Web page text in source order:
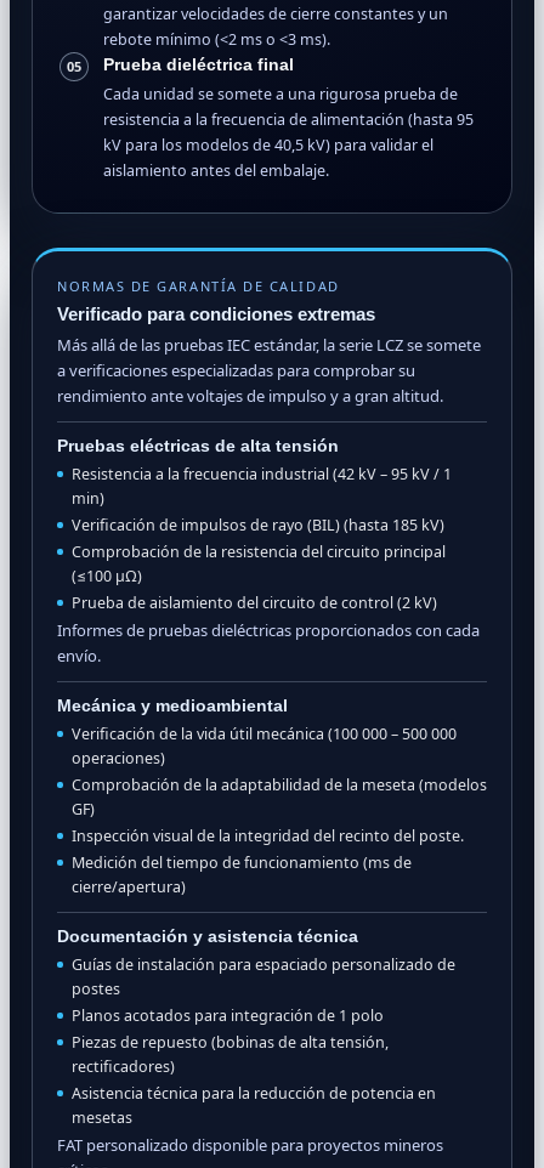
garantizar velocidades de cierre constantes y un
rebote mínimo (<2 ms o <3 ms).
05 Prueba dieléctrica final
Cada unidad se somete a una rigurosa prueba de
resistencia a la frecuencia de alimentación (hasta 95
kV para los modelos de 40,5 kV) para validar el
aislamiento antes del embalaje.
NORMAS DE GARANTÍA DE CALIDAD
Verificado para condiciones extremas
Más allá de las pruebas IEC estándar, la serie LCZ se somete
a verificaciones especializadas para comprobar su
rendimiento ante voltajes de impulso y a gran altitud.
Pruebas eléctricas de alta tensión
Resistencia a la frecuencia industrial (42 kV – 95 kV / 1
min)
Verificación de impulsos de rayo (BIL) (hasta 185 kV)
Comprobación de la resistencia del circuito principal
(≤100 µΩ)
Prueba de aislamiento del circuito de control (2 kV)
Informes de pruebas dieléctricas proporcionados con cada
envío.
Mecánica y medioambiental
Verificación de la vida útil mecánica (100 000 – 500 000
operaciones)
Comprobación de la adaptabilidad de la meseta (modelos
GF)
Inspección visual de la integridad del recinto del poste.
Medición del tiempo de funcionamiento (ms de
cierre/apertura)
Documentación y asistencia técnica
Guías de instalación para espaciado personalizado de
postes
Planos acotados para integración de 1 polo
Piezas de repuesto (bobinas de alta tensión,
rectificadores)
Asistencia técnica para la reducción de potencia en
mesetas
FAT personalizado disponible para proyectos mineros